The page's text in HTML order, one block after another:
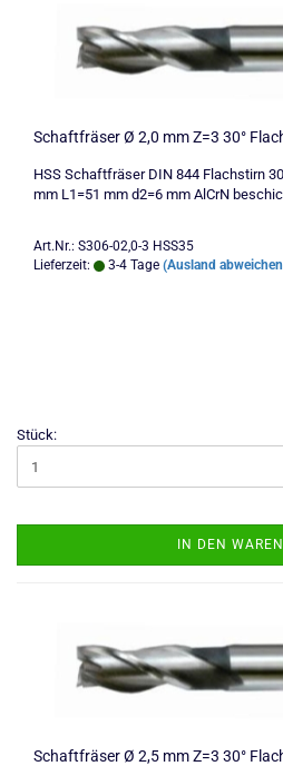
Schaftfräser Ø 2,0 mm Z=3 30°
HSS Schaftfräser DIN 844 Flachstirn
mm L1=51 mm d2=6 mm AlCrN
Art.Nr.: S306-02,0-3 HSS35
Lieferzeit:
3-4 Tage (Ausland
Stück:
IN DEN
Schaftfräser Ø 2,5 mm Z=3 30°